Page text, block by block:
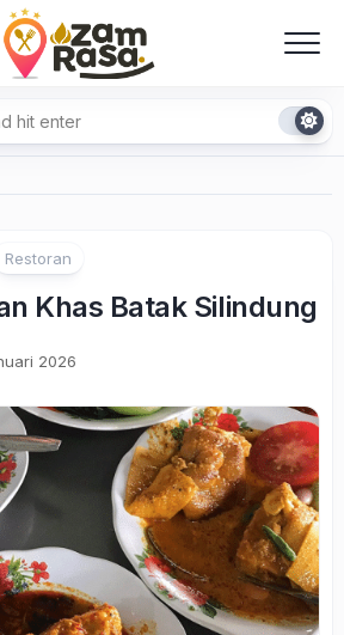
Restoran
Khas Batak Silindung
2026